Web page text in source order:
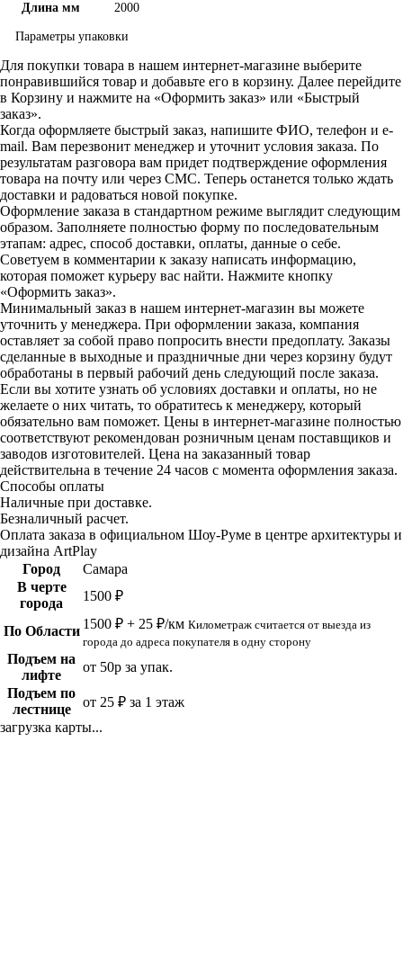
Длина мм
2000
Параметры упаковки
Для покупки товара в нашем интернет-магазине выберите
понравившийся товар и добавьте его в корзину. Далее перейдите
в Корзину и нажмите на «Оформить заказ» или «Быстрый
заказ».
Когда оформляете быстрый заказ, напишите ФИО, телефон и e-
mail. Вам перезвонит менеджер и уточнит условия заказа. По
результатам разговора вам придет подтверждение оформления
товара на почту или через СМС. Теперь останется только ждать
доставки и радоваться новой покупке.
Оформление заказа в стандартном режиме выглядит следующим
образом. Заполняете полностью форму по последовательным
этапам: адрес, способ доставки, оплаты, данные о себе.
Советуем в комментарии к заказу написать информацию,
которая поможет курьеру вас найти. Нажмите кнопку
«Оформить заказ».
Минимальный заказ в нашем интернет-магазин вы можете
уточнить у менеджера. При оформлении заказа, компания
оставляет за собой право попросить внести предоплату. Заказы
сделанные в выходные и праздничные дни через корзину будут
обработаны в первый рабочий день следующий после заказа.
Если вы хотите узнать об условиях доставки и оплаты, но не
желаете о них читать, то обратитесь к менеджеру, который
обязательно вам поможет. Цены в интернет-магазине полностью
соответствуют рекомендован розничным ценам поставщиков и
заводов изготовителей. Цена на заказанный товар
действительна в течение 24 часов с момента оформления заказа.
Способы оплаты
Наличные при доставке.
Безналичный расчет.
Оплата заказа в официальном Шоу-Руме в центре архитектуры и
дизайна ArtPlay
Город
Самара
В черте
города
1500 ₽
По Области 1500 ₽ + 25 ₽/км Километраж считается от выезда из
города до адреса покупателя в одну сторону
Подъем на
лифте
от 50р за упак.
Подъем по
лестнице
от 25 ₽ за 1 этаж
загрузка карты...